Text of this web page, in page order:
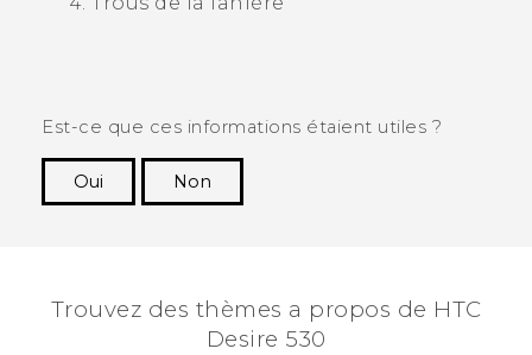
Est-ce que ces informations étaient utiles ?
Oui
Non
Trouvez des thèmes a propos de HTC
Desire 530